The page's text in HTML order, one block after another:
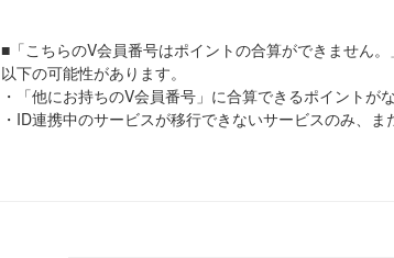
■「こちらのV会員番号はポイントの合算ができません
以下の可能性があります。
・「他にお持ちのV会員番号」に合算できるポイントが
・ID連携中のサービスが移行できないサービスのみ、